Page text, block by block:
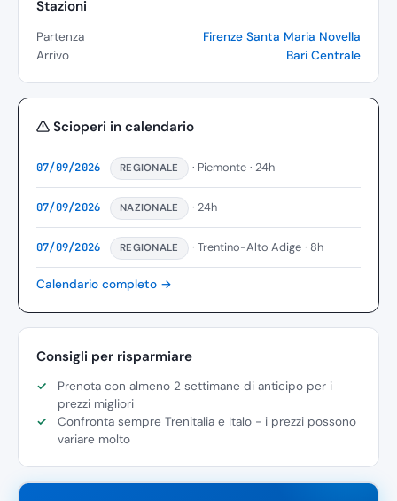
Stazioni
Partenza
Firenze Santa Maria Novella
Arrivo
Bari Centrale
Scioperi in calendario
07/09/2026 REGIONALE · Piemonte · 24h
07/09/2026 NAZIONALE · 24h
07/09/2026 REGIONALE · Trentino-Alto Adige · 8h
Calendario completo →
Consigli per risparmiare
Prenota con almeno 2 settimane di anticipo per i
prezzi migliori
Confronta sempre Trenitalia e Italo - i prezzi possono
variare molto